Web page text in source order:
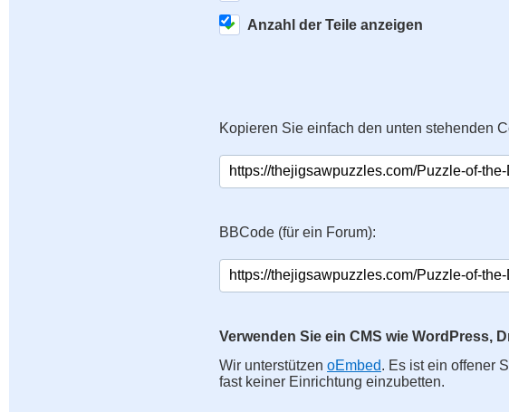
Anzahl der Teile anzeigen
Kopieren Sie einfach den unten stehenden
BBCode (für ein Forum):
Verwenden Sie ein CMS wie WordPress,
Wir unterstützen oEmbed. Es ist ein offener
fast keiner Einrichtung einzubetten.